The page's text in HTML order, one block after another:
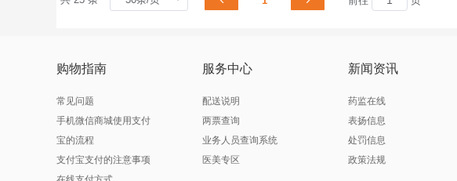
北京益民药业有限公司
北京优胜然生物技术有限公司
兵兵药业（湖北）有限公司
长春长庆药业集团有限公司
长春大政药业科技有限公司
长春海悦药业股份有限公司
长春海悦药业有限公司
长春普华制药股份有限公司
长春人民药业集团有限公司
长春新安药业有限公司
长春银诺克药业有限公司
购物指南 服务中心 新闻资讯
常见问题
手机微信商城使用支付
宝的流程
支付宝支付的注意事项
配送说明
两票查询
业务人员查询系统
医美专区
药监在线
表扬信息
处罚信息
政策法规